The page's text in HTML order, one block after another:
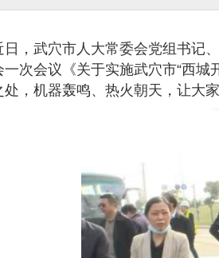
武穴市人大常委会党组书记、
一次会议《关于实施武穴市“西城
处，机器轰鸣、热火朝天，让大家